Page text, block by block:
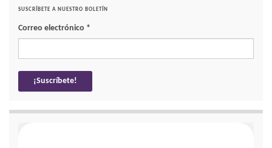
SUSCRÍBETE A NUESTRO BOLETÍN
Correo electrónico *